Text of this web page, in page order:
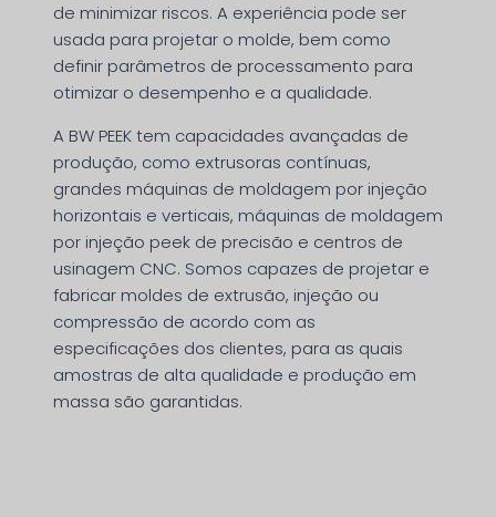
de minimizar riscos. A experiência pode ser
usada para projetar o molde, bem como
definir parâmetros de processamento para
otimizar o desempenho e a qualidade.
A BW PEEK tem capacidades avançadas de
produção, como extrusoras contínuas,
grandes máquinas de moldagem por injeção
horizontais e verticais, máquinas de moldagem
por injeção peek de precisão e centros de
usinagem CNC. Somos capazes de projetar e
fabricar moldes de extrusão, injeção ou
compressão de acordo com as
especificações dos clientes, para as quais
amostras de alta qualidade e produção em
massa são garantidas.